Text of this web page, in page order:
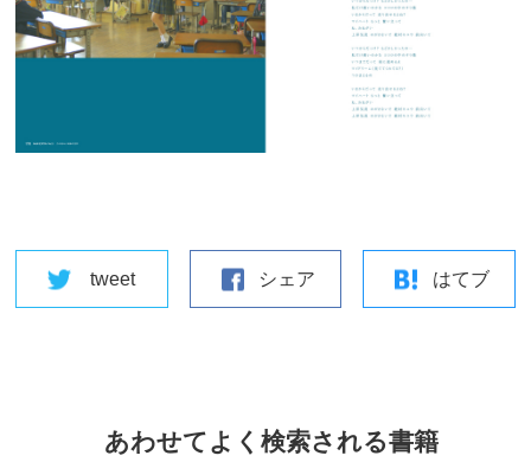
tweet シェア はてブ
あわせてよく検索される書籍